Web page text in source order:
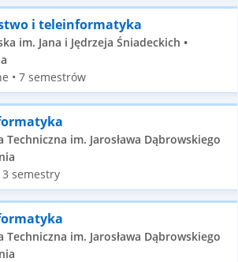
i teleinformatyka
im. Jana i Jędrzeja Śniadeckich •
• 7 semestrów
Techniczna im. Jarosława Dąbrowskiego
semestry
Techniczna im. Jarosława Dąbrowskiego